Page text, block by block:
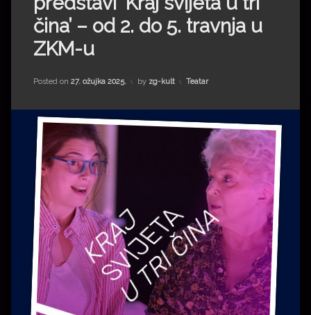
Impressum
Milenko Strižak
Drugi autori
Drugi autori
Željko Krznarić
Mario Lovreković
Miroslav Šantek
čina’ – od 2. do 5. travnja u
ZKM-u
Posted on 27. ožujka 2025. by zg-kult Kategorije:
Teatar